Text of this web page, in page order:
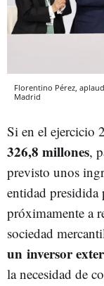
Florentino Pérez,
Madrid
Si en el ejercicio
326,8 millones,
previsto unos
entidad presidida
próximamente a
sociedad
un inversor
la necesidad de